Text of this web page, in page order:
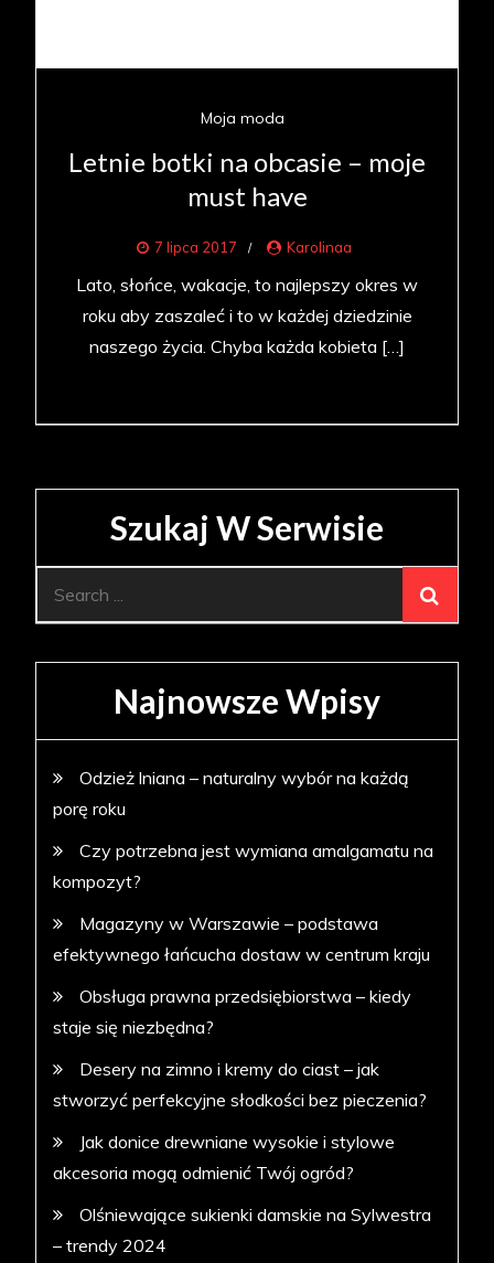
Moja moda
Letnie botki na obcasie – moje
must have
7 lipca 2017 Karolinaa
Lato, słońce, wakacje, to najlepszy okres w
roku aby zaszaleć i to w każdej dziedzinie
naszego życia. Chyba każda kobieta […]
Szukaj W Serwisie
Najnowsze Wpisy
Odzież lniana – naturalny wybór na każdą
porę roku
Czy potrzebna jest wymiana amalgamatu na
kompozyt?
Magazyny w Warszawie – podstawa
efektywnego łańcucha dostaw w centrum kraju
Obsługa prawna przedsiębiorstwa – kiedy
staje się niezbędna?
Desery na zimno i kremy do ciast – jak
stworzyć perfekcyjne słodkości bez pieczenia?
Jak donice drewniane wysokie i stylowe
akcesoria mogą odmienić Twój ogród?
Olśniewające sukienki damskie na Sylwestra
– trendy 2024